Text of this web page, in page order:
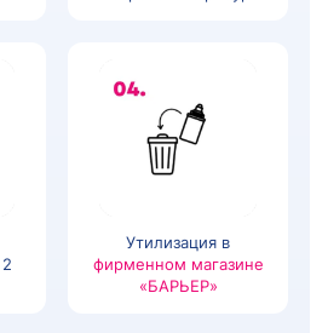
Утилизация в
фирменном магазине
«БАРЬЕР»